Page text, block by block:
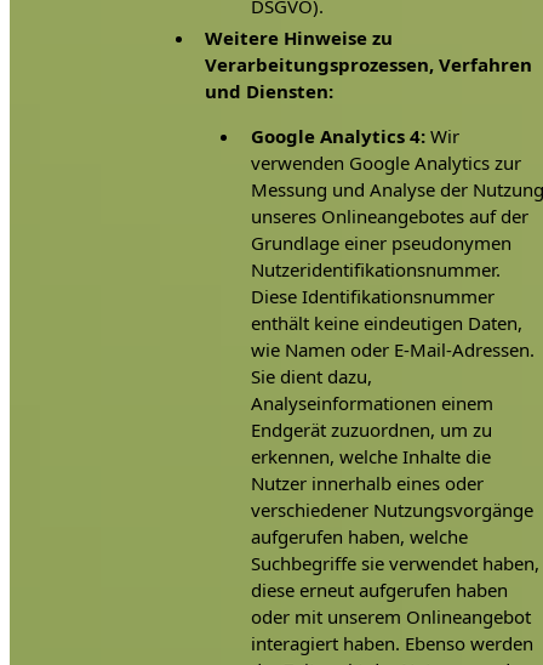
DSGVO).
Weitere Hinweise zu
Verarbeitungsprozessen, Verfahren
und Diensten:
Google Analytics 4:Wir
verwenden Google Analytics zur
Messung und Analyse der Nutzung
unseres Onlineangebotes auf der
Grundlage einer pseudonymen
Nutzeridentifikationsnummer.
Diese Identifikationsnummer
enthält keine eindeutigen Daten,
wie Namen oder E-Mail-Adressen.
Sie dient dazu,
Analyseinformationen einem
Endgerät zuzuordnen, um zu
erkennen, welche Inhalte die
Nutzer innerhalb eines oder
verschiedener Nutzungsvorgänge
aufgerufen haben, welche
Suchbegriffe sie verwendet haben,
diese erneut aufgerufen haben
oder mit unserem Onlineangebot
interagiert haben. Ebenso werden